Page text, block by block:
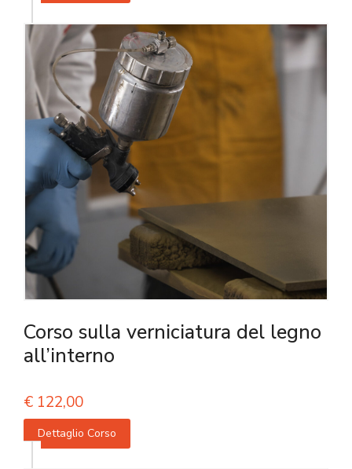
Corso sulla verniciatura del legno
all’interno
€ 122,00
Dettaglio Corso